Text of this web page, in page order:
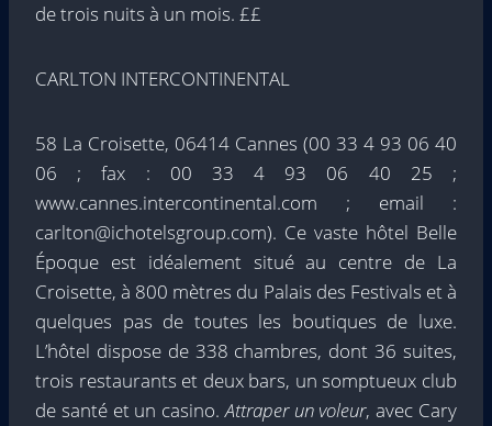
de trois nuits à un mois. ££
CARLTON INTERCONTINENTAL
58 La Croisette, 06414 Cannes (00 33 4 93 06 40
06 ; fax : 00 33 4 93 06 40 25 ;
www.cannes.intercontinental.com ; email :
carlton@ichotelsgroup.com). Ce vaste hôtel Belle
Époque est idéalement situé au centre de La
Croisette, à 800 mètres du Palais des Festivals et à
quelques pas de toutes les boutiques de luxe.
L’hôtel dispose de 338 chambres, dont 36 suites,
trois restaurants et deux bars, un somptueux club
de santé et un casino.Attraper un voleur, avec Cary